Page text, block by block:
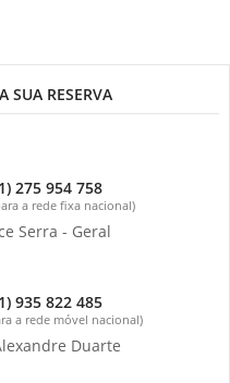
SUA RESERVA
275 954 758
a rede fixa nacional)
Serra - Geral
935 822 485
a rede móvel nacional)
Duarte